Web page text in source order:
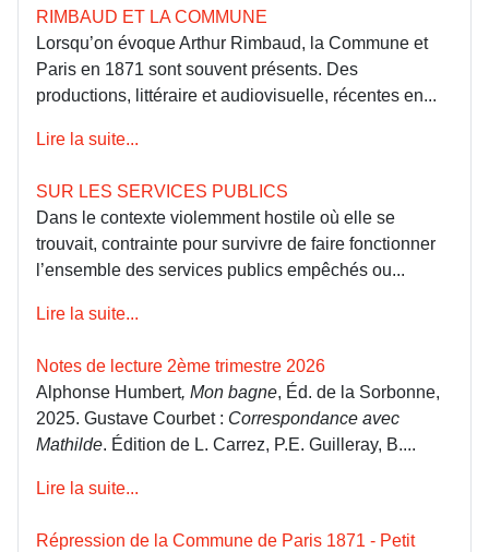
RIMBAUD ET LA COMMUNE
Lorsqu’on évoque Arthur Rimbaud, la Commune et
Paris en 1871 sont souvent présents. Des
productions, littéraire et audiovisuelle, récentes en...
Lire la suite...
SUR LES SERVICES PUBLICS
Dans le contexte violemment hostile où elle se
trouvait, contrainte pour survivre de faire fonctionner
l’ensemble des services publics empêchés ou...
Lire la suite...
Notes de lecture 2ème trimestre 2026
Alphonse Humbert, Mon bagne, Éd. de la Sorbonne,
2025. Gustave Courbet : Correspondance avec
Mathilde. Édition de L. Carrez, P.E. Guilleray, B....
Lire la suite...
Répression de la Commune de Paris 1871 - Petit